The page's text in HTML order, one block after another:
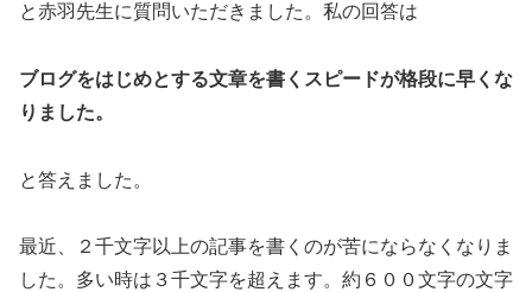
と赤羽先生に質問いただきました。私の回答は
ブログをはじめとする文章を書くスピードが格段に早くな
りました。
と答えました。
最近、２千文字以上の記事を書くのが苦にならなくなりま
した。多い時は３千文字を超えます。約６００文字の文字